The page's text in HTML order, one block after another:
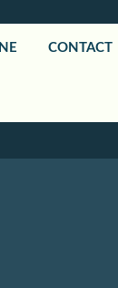
CONTACT